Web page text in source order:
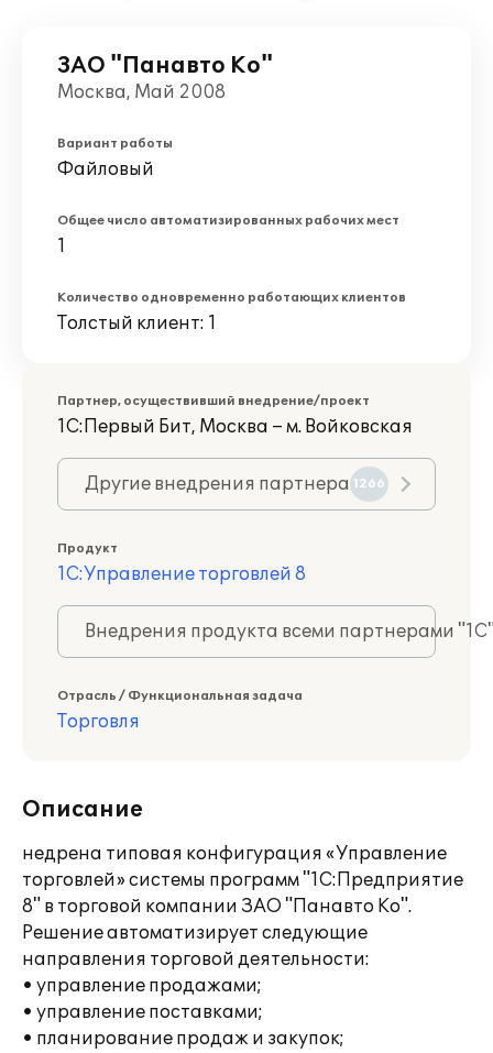
ЗАО "Панавто Ко"
Москва, Май 2008
Вариант работы
Файловый
Общее число автоматизированных рабочих мест
1
Количество одновременно работающих клиентов
Толстый клиент: 1
Партнер, осуществивший внедрение/проект
1С:Первый Бит, Москва – м. Войковская
Другие внедрения партнера 1266
Продукт
1С:Управление торговлей 8
Внедрения продукта всеми партнерами
Отрасль / Функциональная задача
Торговля
Описание
недрена типовая конфигурация «Управление
торговлей» системы программ "1С:Предприятие
8" в торговой компании ЗАО "Панавто Ко".
Решение автоматизирует следующие
направления торговой деятельности:
• управление продажами;
• управление поставками;
• планирование продаж и закупок;